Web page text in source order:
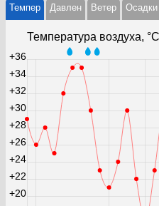
Темпер Давлен Ветер Осадки
Температура воздуха, °С
+20
+22
+24
+26
+28
+30
+32
+34
+36